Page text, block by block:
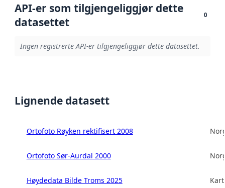
API-er som tilgjengeliggjør dette
datasettet
0
Ingen registrerte API-er tilgjengeliggjør dette datasettet.
Lignende datasett
Ortofoto Røyken rektifisert 2008
Ortofoto Sør-Aurdal 2000
Høydedata Bilde Troms 2025